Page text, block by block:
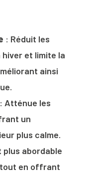
: Réduit les
et limite la
ainsi
: Atténue les
un
plus calme.
plus abordable
en offrant